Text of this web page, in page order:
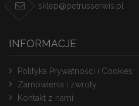
sklep@petrusserwis.pl
INFORMACJE
Polityka Prywatności i Cookies
Zamówienia i zwroty
Kontakt z nami